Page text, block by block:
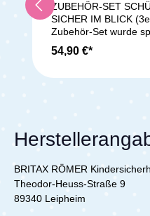
und sicher im
Set)
ZUBEHÖR-SET
SICHER IM BLICK
Zubehör-Set wurde
rückwärts gerichtete
entwickelt.
Kindersitzunterlage
Sicht auf dein Baby. Die
Sonnenblenden mit
schützen zuverlässig
empflindliche Haut
Die Schutzunterlage
Innenbereich deines
54,90 €*
BRITAX RÖMER
Theodor-Heuss-Straße 9
89340 Leipheim